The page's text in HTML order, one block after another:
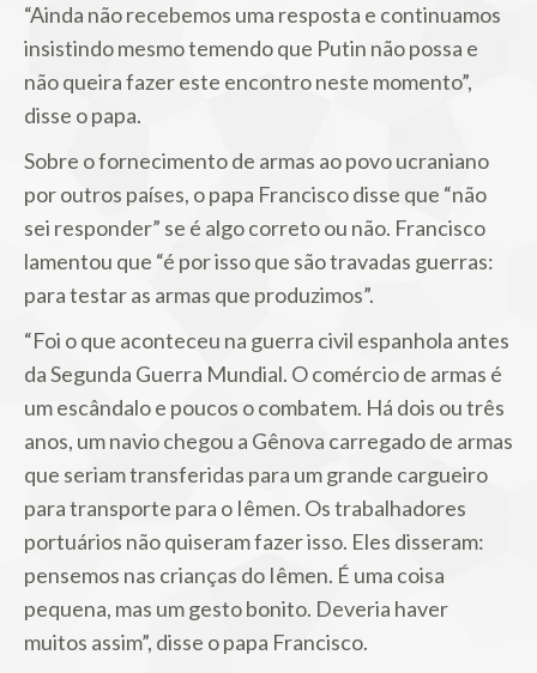
“Ainda não recebemos uma resposta e continuamos
insistindo mesmo temendo que Putin não possa e
não queira fazer este encontro neste momento”,
disse o papa.
Sobre o fornecimento de armas ao povo ucraniano
por outros países, o papa Francisco disse que “não
sei responder” se é algo correto ou não. Francisco
lamentou que “é por isso que são travadas guerras:
para testar as armas que produzimos”.
“Foi o que aconteceu na guerra civil espanhola antes
da Segunda Guerra Mundial. O comércio de armas é
um escândalo e poucos o combatem. Há dois ou três
anos, um navio chegou a Gênova carregado de armas
que seriam transferidas para um grande cargueiro
para transporte para o Iêmen. Os trabalhadores
portuários não quiseram fazer isso. Eles disseram:
pensemos nas crianças do Iêmen. É uma coisa
pequena, mas um gesto bonito. Deveria haver
muitos assim”, disse o papa Francisco.